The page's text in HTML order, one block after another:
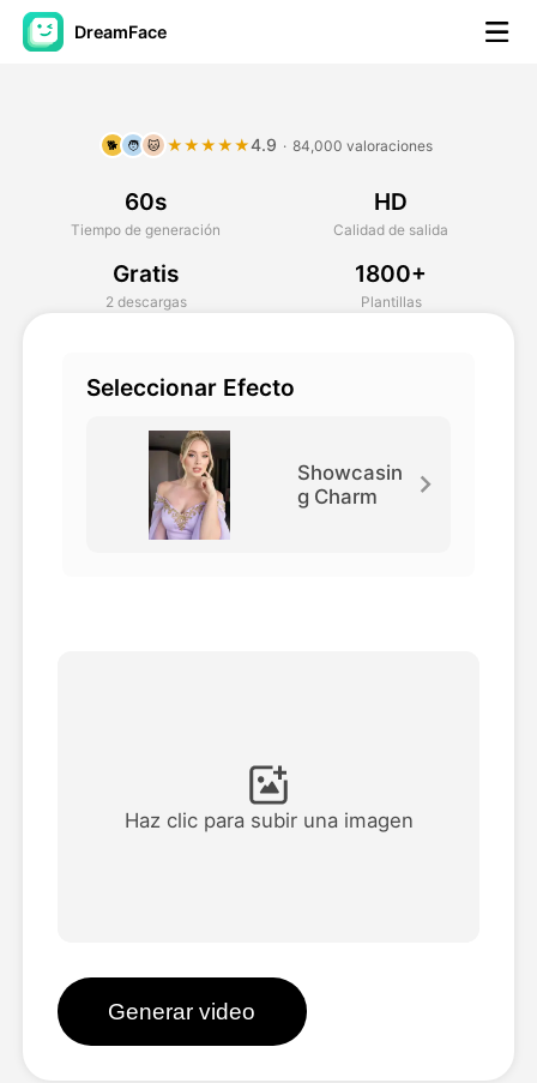
DreamFace
Avatar Video
Video de IA
Foto AI
Ver todas las plantillas
Blog
🐕 🧑 🐱 ★★★★★4.9 · 84,000 valoraciones
60s
Tiempo de generación
HD
Calidad de salida
Gratis
2 descargas
1800+
Plantillas
Seleccionar Efecto
Showcasin
g Charm
Haz clic para subir una imagen
Generar video